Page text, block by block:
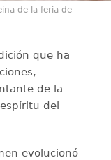
de la feria de
que ha
de la
del
evolucionó